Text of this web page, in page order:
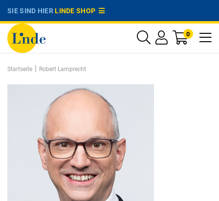
SIE SIND HIERLINDE SHOP
0
Startseite | Robert Lamprecht